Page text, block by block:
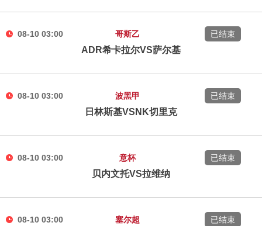
08-10 03:00 哥斯乙
ADR希卡拉尔VS萨尔基
已结束
08-10 03:00 波黑甲
日林斯基VSNK切里克
已结束
08-10 03:00 意杯
贝内文托VS拉维纳
已结束
08-10 03:00 塞尔超 已结束